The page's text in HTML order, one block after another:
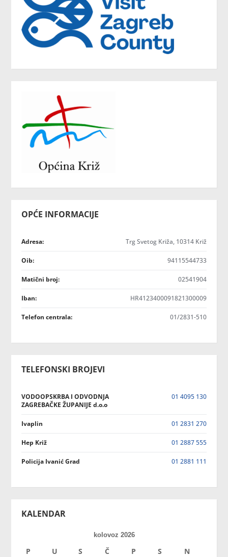
OPĆE INFORMACIJE
Adresa: Trg Svetog Križa, 10314 Križ
Oib: 94115544733
Matični broj: 02541904
Iban: HR4123400091821300009
Telefon centrala: 01/2831-510
TELEFONSKI BROJEVI
VODOOPSKRBA I ODVODNJA
ZAGREBAČKE ŽUPANIJE d.o.o
01 4095 130
Ivaplin 01 2831 270
Hep Križ 01 2887 555
Policija Ivanić Grad 01 2881 111
KALENDAR
kolovoz 2026
P U S Č P S N